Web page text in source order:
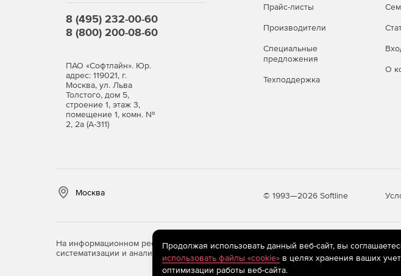
8 (495) 232-00-60
8 (800) 200-08-60
ПАО «Софтлайн». Юр.
адрес: 119021, г.
Москва, ул. Льва
Толстого, дом 5,
строение 1, этаж 3,
помещение 1, комн. №
2, 2а (А-311)
Прайс-листы
Производители
Специальные
предложения
Техподдержка
О
Москва © 1993—2026 Softline
На информационном ресурсе store.softline.ru применяютсярекомендательные
систематизации и анализа сведений, относящихся к предпочтениям
Продолжая использовать данный веб-сайт, вы
использовать файлы «cookie»в целях хранения ваших
оптимизации работы веб-сайта.